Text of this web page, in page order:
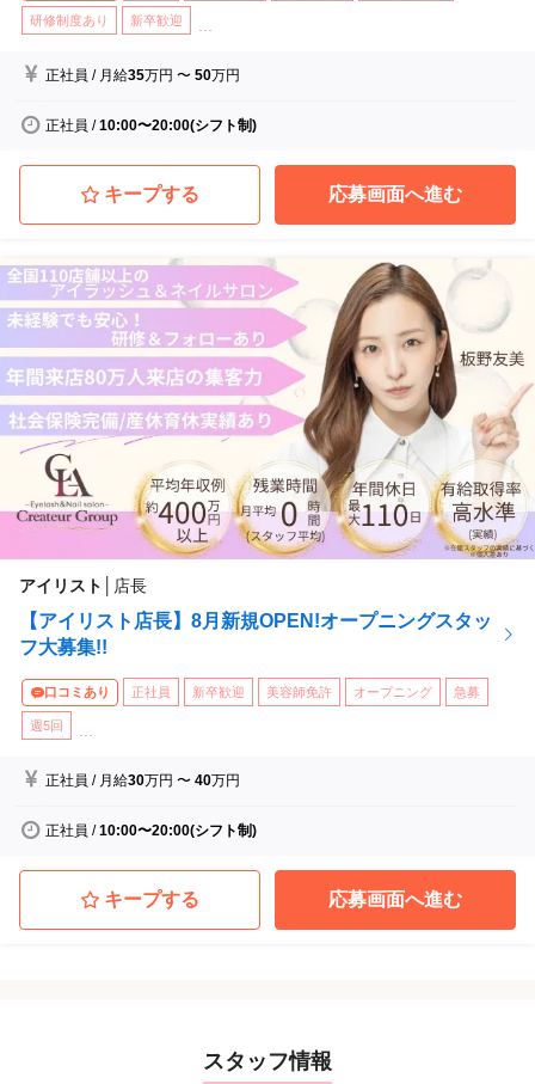
研修制度あり 新卒歓迎
正社員 / 月給35万円 〜50万円
正社員 /10:00〜20:00(シフト制)
キープする 応募画面へ進む
アイリスト 店長
【アイリスト店長】8月新規OPEN!オープニングスタッ
フ大募集!!
口コミあり 正社員 新卒歓迎 美容師免許 オープニング 急募
週5回 ...
正社員 / 月給30万円 〜40万円
正社員 /10:00〜20:00(シフト制)
キープする 応募画面へ進む
スタッフ情報